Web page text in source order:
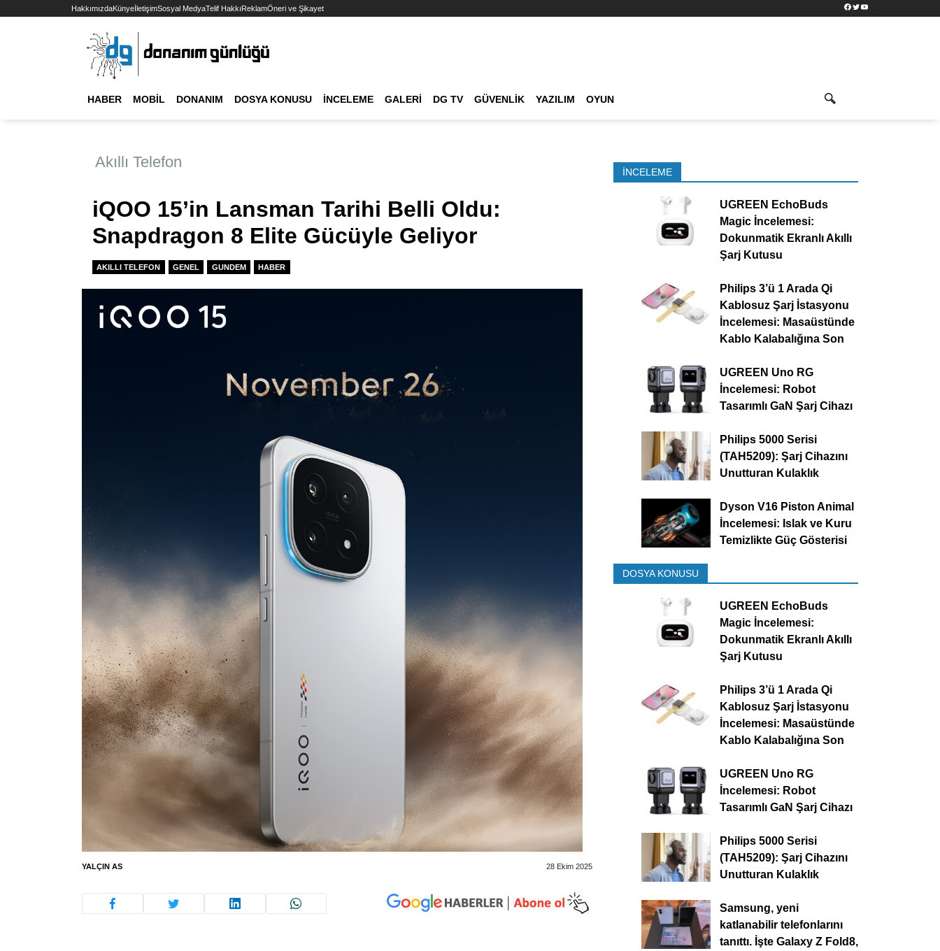
HakkımızdaKünyeİletişimSosyal MedyaTelif HakkıReklamÖneri ve Şikayet Facebook
TwitterYouTube
HABER MOBIL DONANIM DOSYA KONUSU İNCELEME GALERI DG TV GÜVENLIK YAZILIM OYUN
Akıllı Telefon
iQOO 15’in Lansman Tarihi Belli Oldu:
Snapdragon 8 Elite Gücüyle Geliyor
AKILLI TELEFON GENEL GUNDEM HABER
YALÇIN AS 28 Ekim 2025
İNCELEME
UGREEN EchoBuds
Magic İncelemesi:
Dokunmatik Ekranlı Akıllı
Şarj Kutusu
Philips 3’ü 1 Arada Qi
Kablosuz Şarj İstasyonu
İncelemesi: Masaüstünde
Kablo Kalabalığına Son
UGREEN Uno RG
İncelemesi: Robot
Tasarımlı GaN Şarj Cihazı
Philips 5000 Serisi
(TAH5209): Şarj Cihazını
Unutturan Kulaklık
Dyson V16 Piston Animal
İncelemesi: Islak ve Kuru
Temizlikte Güç Gösterisi
DOSYA KONUSU
UGREEN EchoBuds
Magic İncelemesi:
Dokunmatik Ekranlı Akıllı
Şarj Kutusu
Philips 3’ü 1 Arada Qi
Kablosuz Şarj İstasyonu
İncelemesi: Masaüstünde
Kablo Kalabalığına Son
UGREEN Uno RG
İncelemesi: Robot
Tasarımlı GaN Şarj Cihazı
Philips 5000 Serisi
(TAH5209): Şarj Cihazını
Unutturan Kulaklık
Samsung, yeni
katlanabilir telefonlarını
tanıttı. İşte Galaxy Z Fold8,